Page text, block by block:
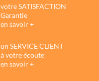
votre SATISFACTION
Garantie
en savoir +
un SERVICE CLIENT
à votre écoute
en savoir +